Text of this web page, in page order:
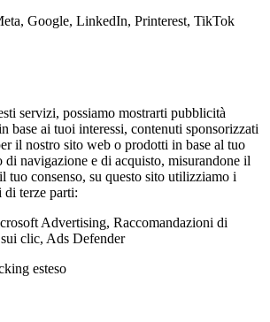
Google, LinkedIn, Printerest, TikTok
servizi, possiamo mostrarti pubblicità
base ai tuoi interessi, contenuti sponsorizzati
il nostro sito web o prodotti in base al tuo
di navigazione e di acquisto, misurandone il
tuo consenso, su questo sito utilizziamo i
di terze parti:
Advertising, Raccomandazioni di
clic, Ads Defender
esteso